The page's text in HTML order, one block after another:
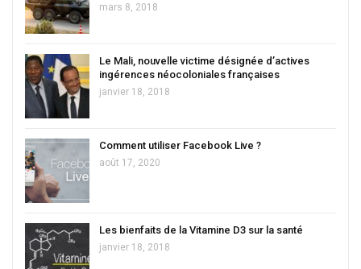
mars 8, 2018
Le Mali, nouvelle victime désignée d’actives
ingérences néocoloniales françaises
janvier 18, 2018
Comment utiliser Facebook Live ?
août 17, 2020
Les bienfaits de la Vitamine D3 sur la santé
janvier 18, 2018